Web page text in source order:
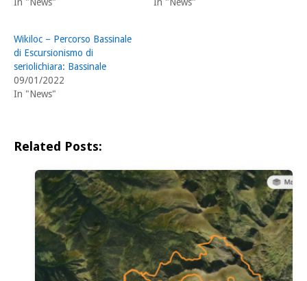
Wikiloc – Percorso Bassinale
di Escursionismo di
seriolichiara: Bassinale
09/01/2022
In "News"
Related Posts: